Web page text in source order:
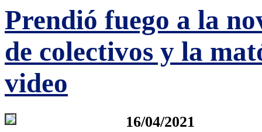
Prendió fuego a la
de colectivos y la
video
16/04/2021